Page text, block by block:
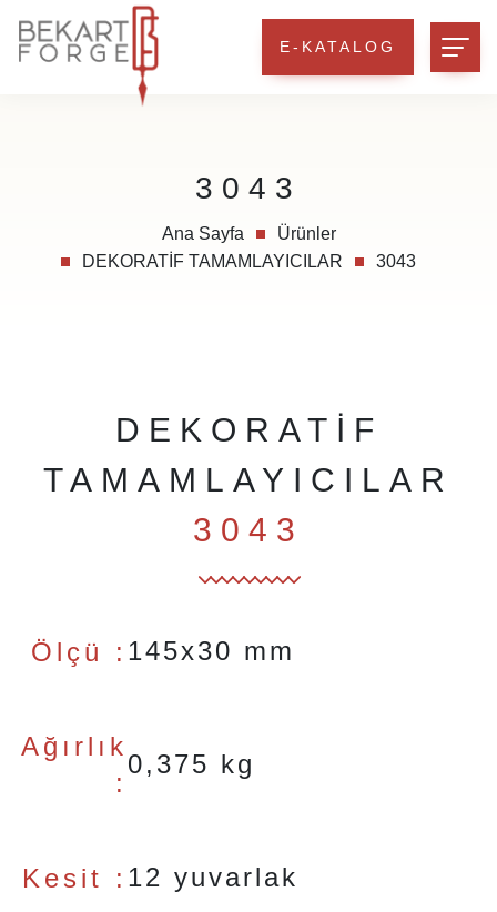
E-KATALOG
3043
Ana Sayfa
Ürünler
DEKORATİF TAMAMLAYICILAR
3043
DEKORATİF
TAMAMLAYICILAR
3043
Ölçü : 145x30 mm
Ağırlık
:
0,375 kg
Kesit : 12 yuvarlak